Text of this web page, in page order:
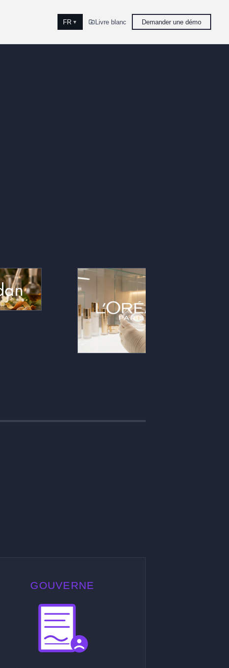
FR ▼ Livre blanc Demander une démo
Les retours consommateurs,
texture, parfum, ressenti, sont lus à
l’échelle et transformés en signaux
exploitables : l’innovation produit et
les décisions marketing s’appuient
GOUVERNE